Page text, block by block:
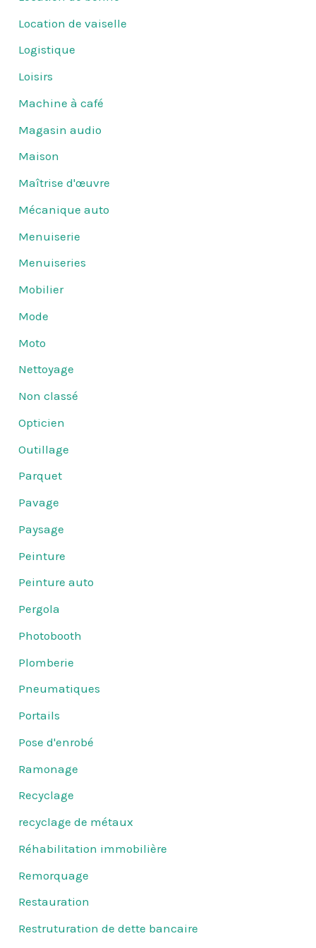
Location de vaiselle
Logistique
Loisirs
Machine à café
Magasin audio
Maison
Maîtrise d'œuvre
Mécanique auto
Menuiserie
Menuiseries
Mobilier
Mode
Moto
Nettoyage
Non classé
Opticien
Outillage
Parquet
Pavage
Paysage
Peinture
Peinture auto
Pergola
Photobooth
Plomberie
Pneumatiques
Portails
Pose d'enrobé
Ramonage
Recyclage
recyclage de métaux
Réhabilitation immobilière
Remorquage
Restauration
Restruturation de dette bancaire